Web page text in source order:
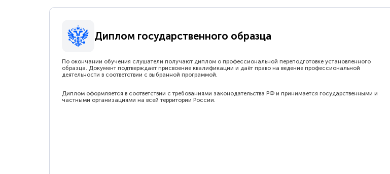
Диплом государственного образца
По окончании обучения слушатели получают диплом о профессиональной переподготовке установленного
образца. Документ подтверждает присвоение квалификации и даёт право на ведение профессиональной
деятельности в соответствии с выбранной программой.
Диплом оформляется в соответствии с требованиями законодательства РФ и принимается государственными и
частными организациями на всей территории России.